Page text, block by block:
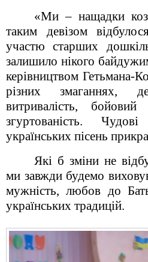
«Ми – нащадки
таким девізом
участю старших
залишило нікого
керівництвом Гетьмана-
різних змаганнях,
витривалість, бойовий
згуртованість.
українських пісень
Які б зміни не
ми завжди будемо
мужність, любов до
українських традицій.